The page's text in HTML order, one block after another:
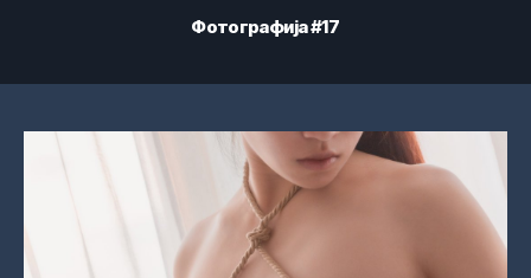
Фотографија #17